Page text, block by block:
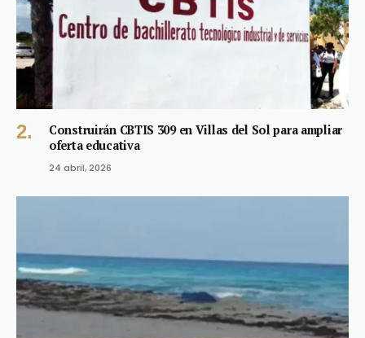
Construirán CBTIS 309 en Villas del Sol para ampliar
oferta educativa
24 abril, 2026